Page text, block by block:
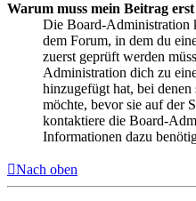
Warum muss mein Beitrag
Die Board-Administration
dem Forum, in dem du
zuerst geprüft werden
Administration dich zu
hinzugefügt hat, bei denen
möchte, bevor sie auf der
kontaktiere die Board-
Informationen dazu
Nach oben